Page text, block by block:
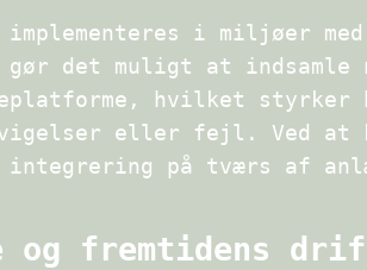
i miljøer
det muligt at indsamle
hvilket styrker
eller fejl. Ved at
integrering på tværs af
og fremtidens drift